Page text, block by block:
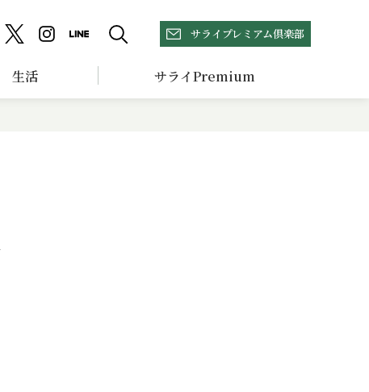
サライプレミアム倶楽部
生活 サライPremium